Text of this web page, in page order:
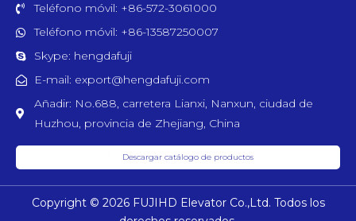
Teléfono móvil: +86-572-3061000
Teléfono móvil: +86-13587250007
Skype: hengdafuji
E-mail: export@hengdafuji.com
Añadir: No.688, carretera Lianxi, Nanxun, ciudad de
Huzhou, provincia de Zhejiang, China
Descargar catálogo de productos
Copyright © 2026 FUJIHD Elevator Co.,Ltd. Todos los